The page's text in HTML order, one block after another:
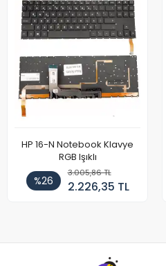
HP 16-N Notebook Klavye
RGB Işıklı
%26
3.005,86 TL
2.226,35 TL